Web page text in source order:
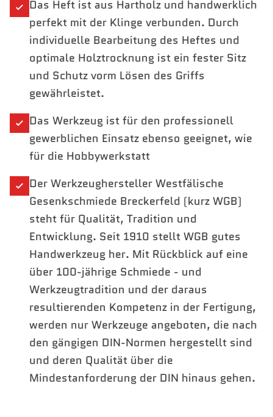
Das Heft ist aus Hartholz und handwerklich
perfekt mit der Klinge verbunden. Durch
individuelle Bearbeitung des Heftes und
optimale Holztrocknung ist ein fester Sitz
und Schutz vorm Lösen des Griffs
gewährleistet.
Das Werkzeug ist für den professionell
gewerblichen Einsatz ebenso geeignet, wie
für die Hobbywerkstatt
Der Werkzeughersteller Westfälische
Gesenkschmiede Breckerfeld (kurz WGB)
steht für Qualität, Tradition und
Entwicklung. Seit 1910 stellt WGB gutes
Handwerkzeug her. Mit Rückblick auf eine
über 100-jährige Schmiede - und
Werkzeugtradition und der daraus
resultierenden Kompetenz in der Fertigung,
werden nur Werkzeuge angeboten, die nach
den gängigen DIN-Normen hergestellt sind
und deren Qualität über die
Mindestanforderung der DIN hinaus gehen.